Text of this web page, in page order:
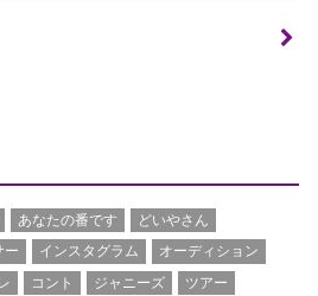
あなたの番です
どいやさん
ー インスタグラム
オーディション
コント ジャニーズ ツアー